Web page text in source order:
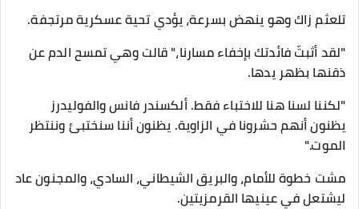
تلعثم زاك وهو ينهض بسرعة، يؤدي تحية عسكرية مرتجفة.
​"لقد أثبتّ فائدتك بإخفاء مسارنا،" قالت وهي تمسح الدم عن
ذقنها بظهر يدها.
"لكننا لسنا هنا للاختباء فقط. ألكسندر فانس والفوليدرز
يظنون أنهم حشرونا في الزاوية. يظنون أننا سنختبئ وننتظر
الموت."
​مشت خطوة للأمام، والبريق الشيطاني، السادي، والمجنون عاد
ليشتعل في عينيها القرمزيتين.